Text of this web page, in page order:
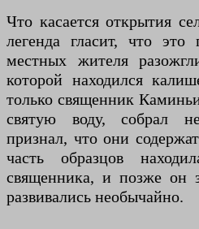
Что касается открытия
легенда гласит, что это
местных жителя
которой находился
только священник
святую воду, собрал
признал, что они
часть образцов
священника, и позже он
развивались необычайно.